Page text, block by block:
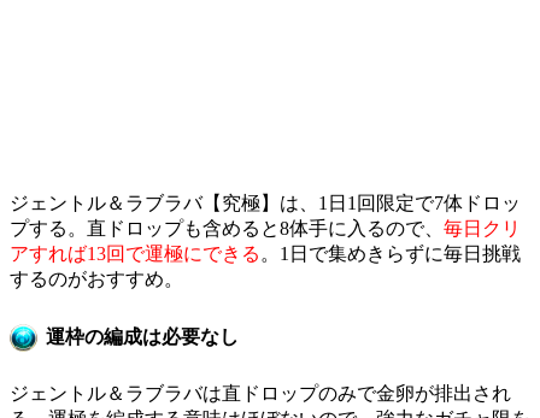
ジェントル＆ラブラバ【究極】は、1日1回限定で7体ドロッ
プする。直ドロップも含めると8体手に入るので、 毎日クリ
アすれば13回で運極にできる 。1日で集めきらずに毎日挑戦
するのがおすすめ。
運枠の編成は必要なし
ジェントル＆ラブラバは直ドロップのみで金卵が排出され